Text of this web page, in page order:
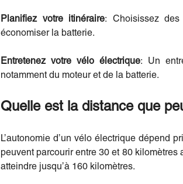
Planifiez votre itinéraire: Choisissez
économiser la batterie.
Entretenez votre vélo électrique: Un
notamment du moteur et de la batterie.
Quelle est la distance que
L’autonomie d’un vélo électrique dépend
peuvent parcourir entre 30 et 80
atteindre jusqu’à 160 kilomètres.